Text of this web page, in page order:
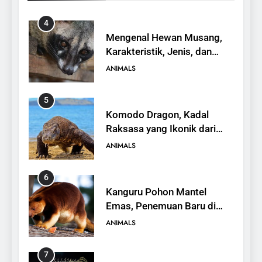
5
Komodo Dragon, Kadal
Raksasa yang Ikonik dari
6
Kanguru Pohon Mantel
Emas, Penemuan Baru di
7
Mengenal Ikan Kerapu
Cantang, Budidaya,